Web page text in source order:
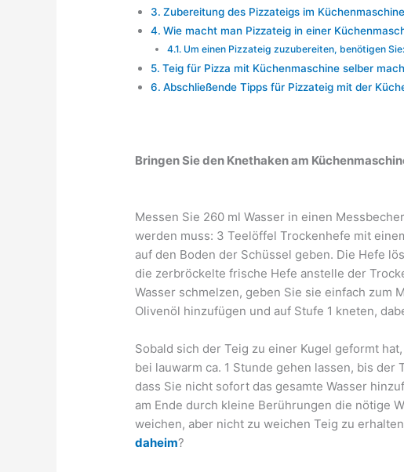
Zubereitung des Pizzateigs im
Wie macht man Pizzateig in einer
Um einen Pizzateig zuzubereiten, benötigen Sie:
Teig für Pizza mit Küchenmaschine selber
Abschließende Tipps für Pizzateig mit der
Bringen Sie den Knethaken am
Messen Sie 260 ml Wasser in einen
werden muss: 3 Teelöffel Trockenhefe mit
auf den Boden der Schüssel geben. Die Hefe
die zerbröckelte frische Hefe anstelle der
Wasser schmelzen, geben Sie sie einfach zum
Olivenöl hinzufügen und auf Stufe 1 kneten,
Sobald sich der Teig zu einer Kugel geformt
bei lauwarm ca. 1 Stunde gehen lassen, bis der
dass Sie nicht sofort das gesamte Wasser
am Ende durch kleine Berührungen die nötige
weichen, aber nicht zu weichen Teig zu
daheim?